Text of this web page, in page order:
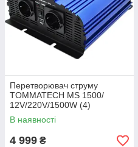
контроль перед
Доступні ціни:Ми
Професійні поради:
допомогти з вибором.
Перетворювач струму
TOMMATECH MS 1500/
12V/220V/1500W (4)
В наявності
4 999 ₴